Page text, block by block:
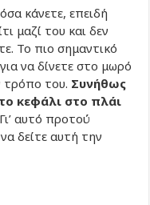
κάνετε, επειδή
μαζί του και δεν
Το πιο σημαντικό
να δίνετε στο μωρό
τρόπο του. Συνήθως
κεφάλι στο πλάι
Γι’ αυτό προτού
δείτε αυτή την